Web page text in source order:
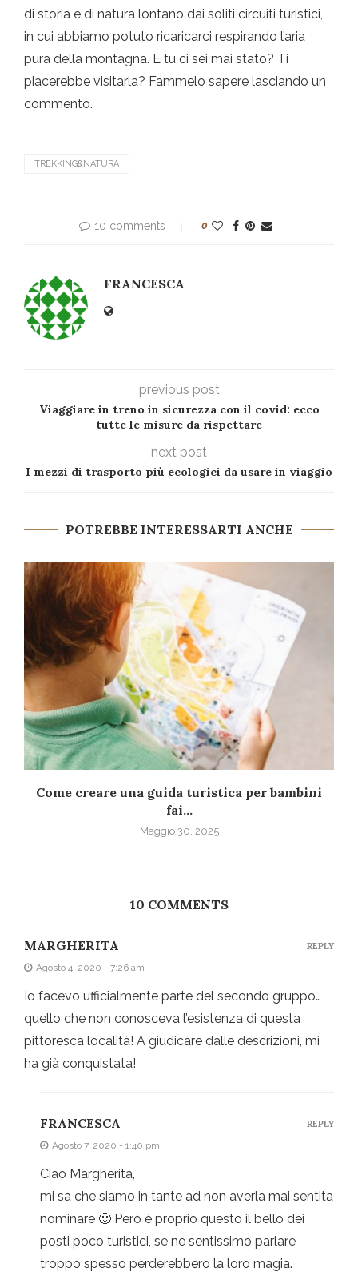
di storia e di natura lontano dai soliti circuiti turistici,
in cui abbiamo potuto ricaricarci respirando l’aria
pura della montagna. E tu ci sei mai stato? Ti
piacerebbe visitarla? Fammelo sapere lasciando un
commento.
TREKKING&NATURA
10 comments 0
FRANCESCA
previous post
Viaggiare in treno in sicurezza con il covid: ecco
tutte le misure da rispettare
next post
I mezzi di trasporto più ecologici da usare in viaggio
POTREBBE INTERESSARTI ANCHE
Come creare una guida turistica per bambini
fai...
Maggio 30, 2025
10 COMMENTS
MARGHERITA
Agosto 4, 2020 - 7:26 am
Io facevo ufficialmente parte del secondo gruppo…
quello che non conosceva l’esistenza di questa
pittoresca località! A giudicare dalle descrizioni, mi
ha già conquistata!
REPLY
FRANCESCA
Agosto 7, 2020 - 1:40 pm
Ciao Margherita,
mi sa che siamo in tante ad non averla mai sentita
nominare 🙂 Però è proprio questo il bello dei
posti poco turistici, se ne sentissimo parlare
troppo spesso perderebbero la loro magia.
REPLY